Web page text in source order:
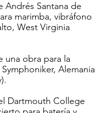
Andrés Santana de
marimba, vibráfono
West Virginia
una obra para la
Alemania
Dartmouth College